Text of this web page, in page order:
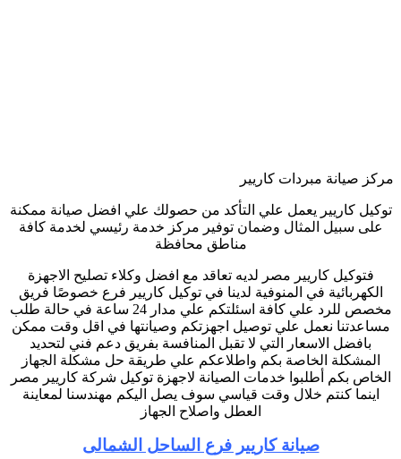
مركز صيانة مبردات كاريير
توكيل كاريير يعمل علي التأكد من حصولك علي افضل صيانة ممكنة
على سبيل المثال وضمان توفير مركز خدمة رئيسي لخدمة كافة
مناطق محافظة
فتوكيل كاريير مصر لديه تعاقد مع افضل وكلاء تصليح الاجهزة
الكهربائية في المنوفية لدينا في توكيل كاريير فرع خصوصًا فريق
مخصص للرد علي كافة اسئلتكم علي مدار 24 ساعة في حالة طلب
مساعدتنا نعمل علي توصيل اجهزتكم وصيانتها في اقل وقت ممكن
بافضل الاسعار التي لا تقبل المنافسة بفريق دعم فني لتحديد
المشكلة الخاصة بكم واطلاعكم علي طريقة حل مشكلة الجهاز
الخاص بكم أطلبوا خدمات الصيانة لاجهزة توكيل شركة كاريير مصر
اينما كنتم خلال وقت قياسي سوف يصل اليكم مهندسنا لمعاينة
العطل واصلاح الجهاز
صيانة كاريير فرع الساحل الشمالى